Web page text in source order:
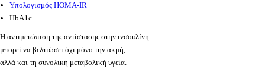
Υπολογισμός HOMA-IR
HbA1c
Η αντιμετώπιση της αντίστασης στην ινσουλίνη
μπορεί να βελτιώσει όχι μόνο την ακμή,
αλλά και τη συνολική μεταβολική υγεία.